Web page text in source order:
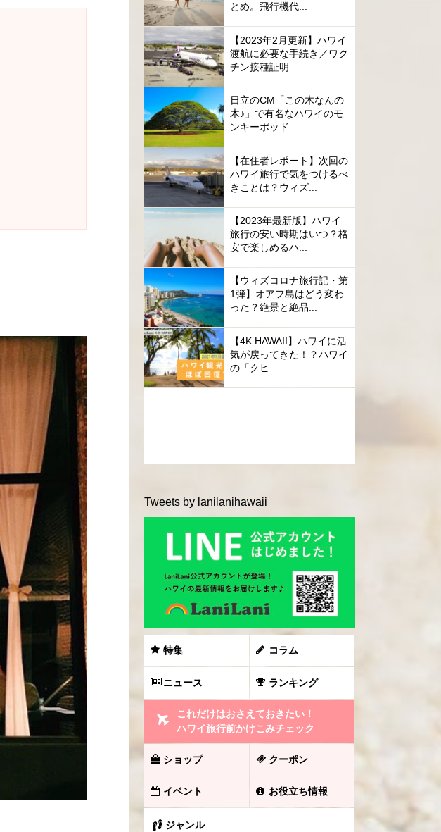
とめ。飛行機代...
【2023年2月更新】ハワイ
渡航に必要な手続き／ワク
チン接種証明...
日立のCM「この木なんの
木♪」で有名なハワイのモ
ンキーポッド
【在住者レポート】次回の
ハワイ旅行で気をつけるべ
きことは？ウィズ...
【2023年最新版】ハワイ
旅行の安い時期はいつ？格
安で楽しめるハ...
【ウィズコロナ旅行記・第
1弾】オアフ島はどう変わ
った？絶景と絶品...
【4K HAWAII】ハワイに活
気が戻ってきた！？ハワイ
の「クヒ...
Tweets by lanilanihawaii
特集 コラム
ニュース ランキング
これだけはおさえておきたい！
ハワイ旅行前かけこみチェック
ショップ クーポン
イベント お役立ち情報
ジャンル